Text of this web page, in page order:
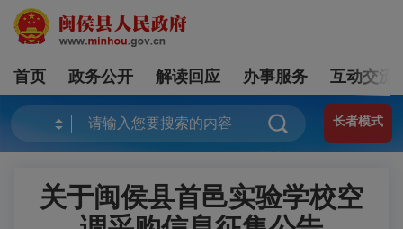
首页 政务公开 解读回应 办事服务 互动交流
长者模式
关于闽侯县首邑实验学校空